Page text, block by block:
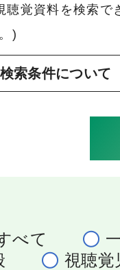
覚資料を検索
)
検索条件について
べて
視聴覚